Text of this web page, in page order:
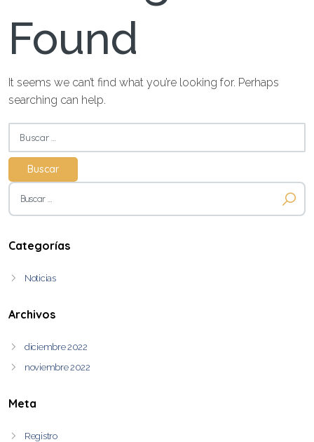
Found
It seems we can’t find what you’re looking for. Perhaps
searching can help.
Buscar:
Buscar:
Categorías
Noticias
Archivos
diciembre 2022
noviembre 2022
Meta
Registro